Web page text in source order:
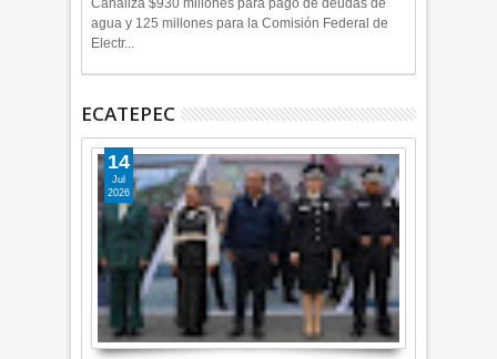
Canaliza $930 millones para pago de deudas de
agua y 125 millones para la Comisión Federal de
Electr...
ECATEPEC
14
Jul
2026